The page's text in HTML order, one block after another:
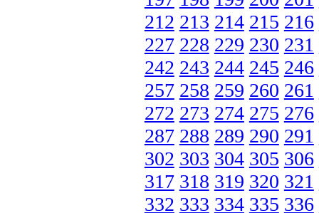
212 213 214 215 216
227 228 229 230 231
242 243 244 245 246
257 258 259 260 261
272 273 274 275 276
287 288 289 290 291
302 303 304 305 306
317 318 319 320 321
332 333 334 335 336